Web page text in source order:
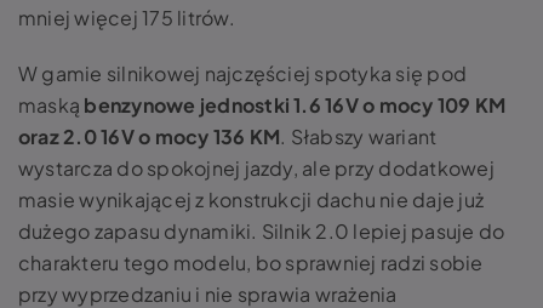
mniej więcej 175 litrów.
W gamie silnikowej najczęściej spotyka się pod
maską benzynowe jednostki 1.6 16V o mocy 109 KM
oraz 2.0 16V o mocy 136 KM. Słabszy wariant
wystarcza do spokojnej jazdy, ale przy dodatkowej
masie wynikającej z konstrukcji dachu nie daje już
dużego zapasu dynamiki. Silnik 2.0 lepiej pasuje do
charakteru tego modelu, bo sprawniej radzi sobie
przy wyprzedzaniu i nie sprawia wrażenia